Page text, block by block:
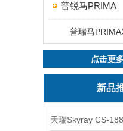
普锐马PRIMA
普瑞马PRIMA
点击更
新品